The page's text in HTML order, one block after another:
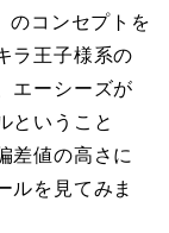
のコンセプトを
ラ王子様系の
エーシーズが
ということ
差値の高さに
ルを見てみま